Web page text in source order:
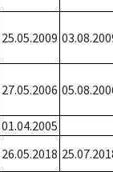
25.05.2009
27.05.2006
01.04.2005
26.05.2018